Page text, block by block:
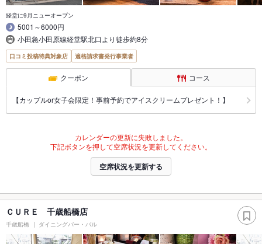
経堂に9月ニューオープン
5001～6000円
小田急小田原線経堂駅北口より徒歩約8分
口コミ投稿特典対象店 適格請求書発行事業者
クーポン コース
【カップルor女子会限定！事前予約でアイスクリームプレゼント！】
カレンダーの更新に失敗しました。
下記ボタンを押して空席状況を更新してください。
空席状況を更新する
ＣＵＲＥ 千歳船橋店
千歳船橋 ダイニングバー・バル